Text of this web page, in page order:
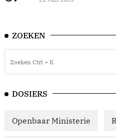
ZOEKEN
DOSIERS
Openbaar Ministerie